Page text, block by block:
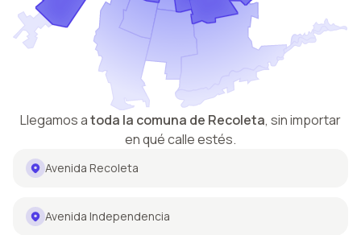
Llegamos atoda la comuna de Recoleta, sin importar
en qué calle estés.
Avenida Recoleta
Avenida Independencia